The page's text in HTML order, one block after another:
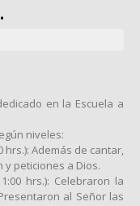
en la Escuela a
niveles:
hrs.): Además de cantar,
peticiones a Dios.
hrs.): Celebraron la
al Señor las